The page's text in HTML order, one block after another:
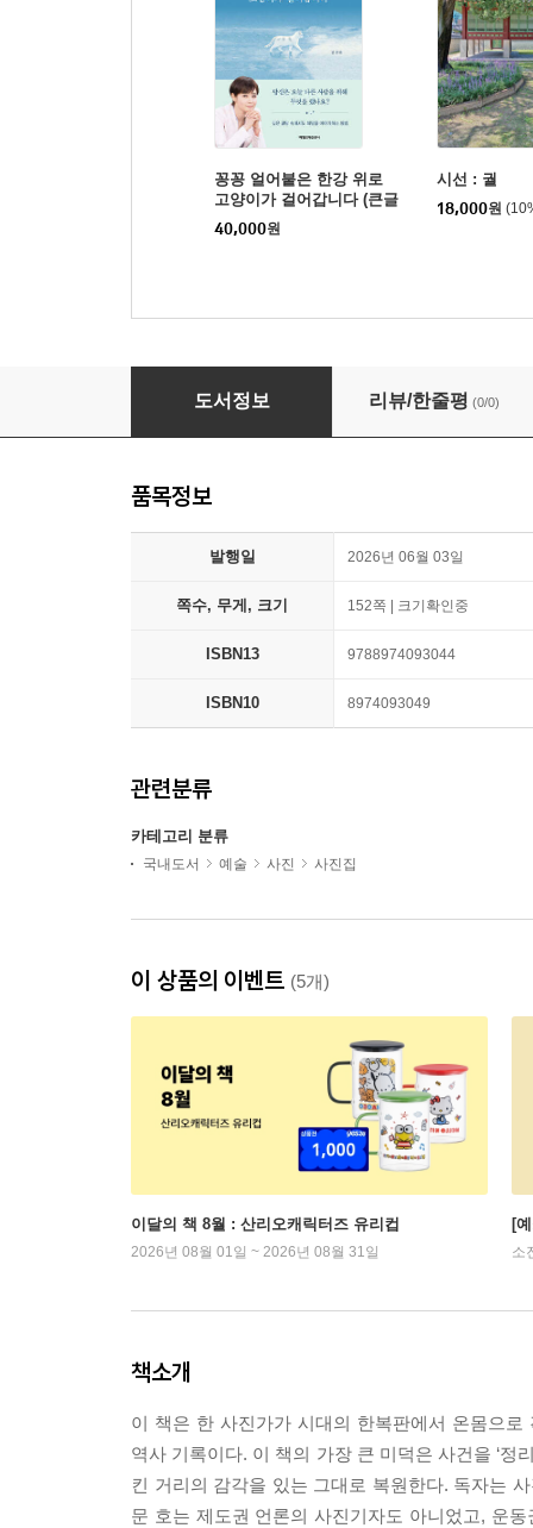
꽁꽁 얼어붙은 한강 위로
고양이가 걸어갑니다 (큰글
자도서)
40,000원
시선 : 궐
18,000원
도서정보 리뷰/한줄평 (0/0)
품목정보
발행일 2026년 06월 03일
쪽수, 무게, 크기 152쪽 | 크기확인중
ISBN13 9788974093044
ISBN10 8974093049
관련분류
카테고리 분류
국내도서 예술 사진 사진집
이 상품의 이벤트 (5개)
이달의 책 8월 : 산리오캐릭터즈 유리컵
2026년 08월 01일 ~ 2026년 08월 31일
[
소
책소개
이 책은 한 사진가가 시대의 한복판에서 온몸으
역사 기록이다. 이 책의 가장 큰 미덕은 사건을 ‘정
킨 거리의 감각을 있는 그대로 복원한다. 독자는
문 호는 제도권 언론의 사진기자도 아니었고, 운